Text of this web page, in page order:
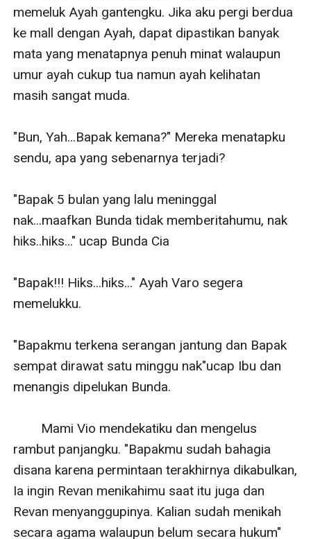
memeluk Ayah gantengku. Jika aku pergi berdua
ke mall dengan Ayah, dapat dipastikan banyak
mata yang menatapnya penuh minat walaupun
umur ayah cukup tua namun ayah kelihatan
masih sangat muda.
"Bun, Yah...Bapak kemana?" Mereka menatapku
sendu, apa yang sebenarnya terjadi?
"Bapak 5 bulan yang lalu meninggal
nak...maafkan Bunda tidak memberitahumu, nak
hiks..hiks..." ucap Bunda Cia
"Bapak!!! Hiks...hiks..." Ayah Varo segera
memelukku.
"Bapakmu terkena serangan jantung dan Bapak
sempat dirawat satu minggu nak"ucap Ibu dan
menangis dipelukan Bunda.
Mami Vio mendekatiku dan mengelus
rambut panjangku. "Bapakmu sudah bahagia
disana karena permintaan terakhirnya dikabulkan,
Ia ingin Revan menikahimu saat itu juga dan
Revan menyanggupinya. Kalian sudah menikah
secara agama walaupun belum secara hukum"